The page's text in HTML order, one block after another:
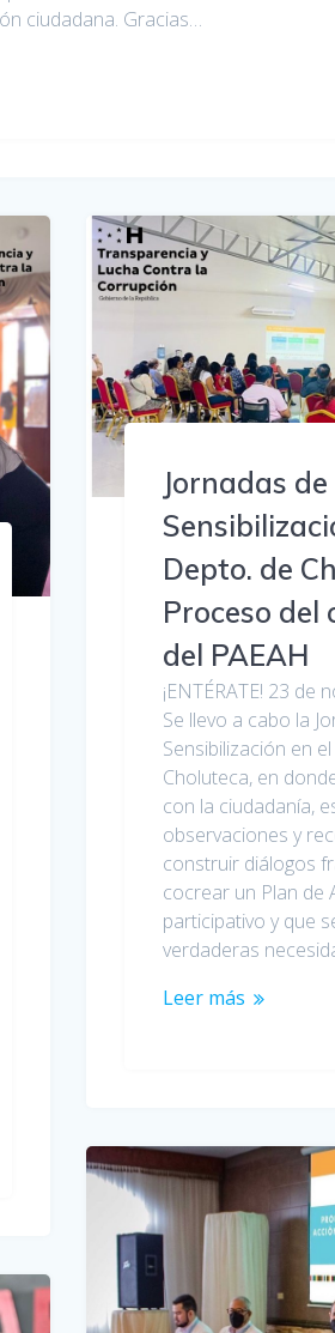
ciudadana. Gracias…
Jornadas de
Depto. de
Proceso del
del PAEAH
¡ENTÉRATE! 23 de
Se llevo a cabo la
Sensibilización en
Choluteca, en
con la ciudadanía,
observaciones y
construir diálogos
cocrear un Plan de
participativo y que
verdaderas
Leer más